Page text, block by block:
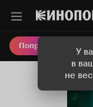
У
в
не
Попробовать Плюс